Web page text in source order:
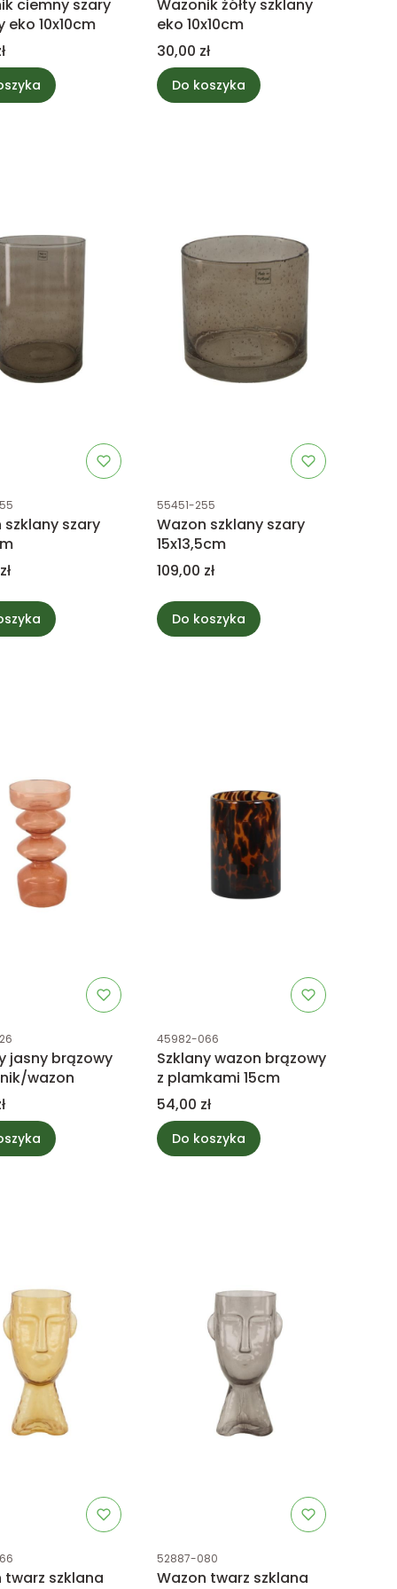
ciemny szary
eko 10x10cm
Wazonik żółty szklany
eko 10x10cm
Cena
30,00 zł
Do koszyka
szklany szary
Kod produktu
55451-255
Wazon szklany szary
15x13,5cm
Cena
109,00 zł
Do koszyka
jasny brązowy
wazon
Kod produktu
45982-066
Szklany wazon brązowy
z plamkami 15cm
Cena
54,00 zł
Do koszyka
twarz szklana
Kod produktu
52887-080
Wazon twarz szklana